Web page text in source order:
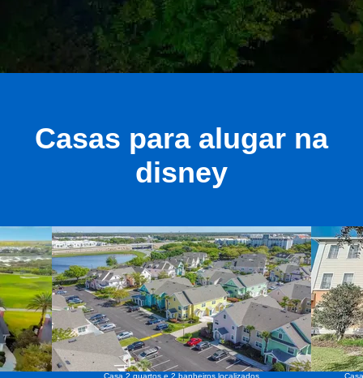
Casas para alugar na
disney
Casa 2 quartos e 2 banheiros localizados